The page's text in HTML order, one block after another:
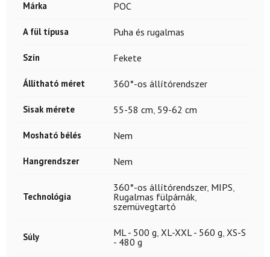
Márka POC
A fül típusa Puha és rugalmas
Szín Fekete
Állítható méret 360°-os állítórendszer
Sisak mérete 55-58 cm 59-62 cm
Mosható bélés Nem
Hangrendszer Nem
Technológia
360°-os állítórendszer, MIPS
Rugalmas fülpárnák
szemüvegtartó
Súly ML - 500 g XL-XXL - 560 g XS-S
- 480 g